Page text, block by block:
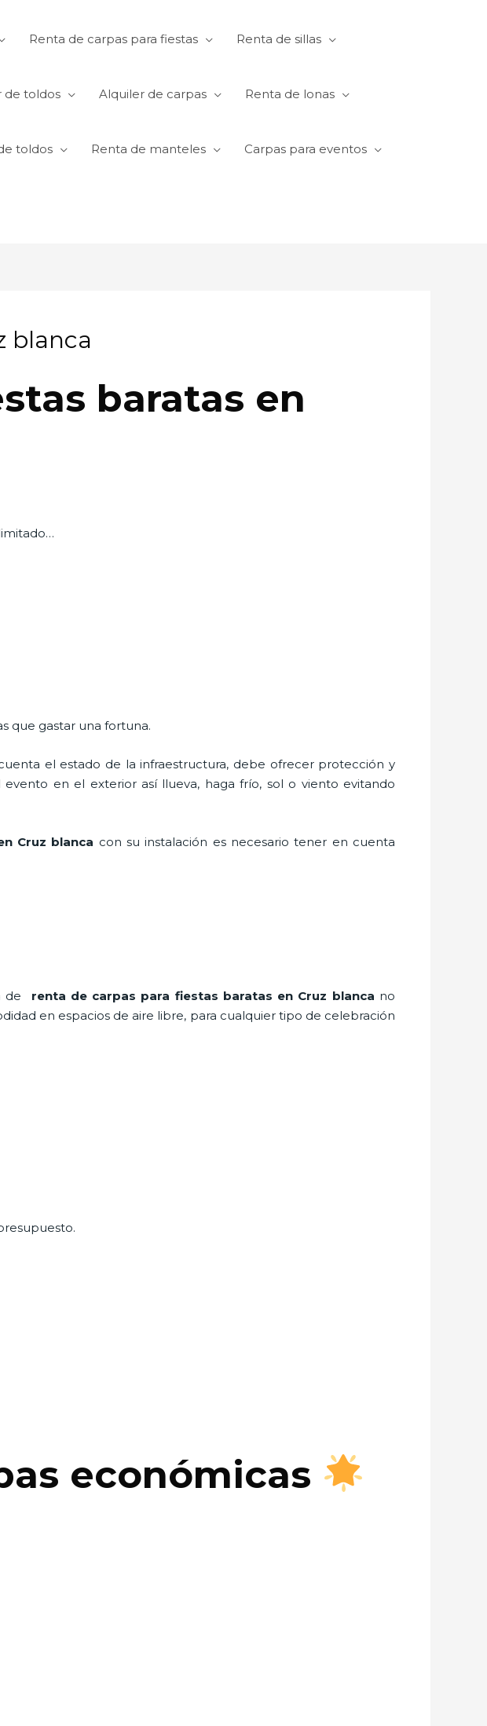
Renta de carpas para fiestas Renta de sillas
de toldos Alquiler de carpas Renta de lonas
toldos Renta de manteles Carpas para eventos
blanca
baratas en
que gastar una fortuna.
el estado de la infraestructura, debe ofrecer protección y
en el exterior así llueva, haga frío, sol o viento evitando
Cruz blanca con su instalación es necesario tener en cuenta
de renta de carpas para fiestas baratas en Cruz blanca no
en espacios de aire libre, para cualquier tipo de celebración
económicas